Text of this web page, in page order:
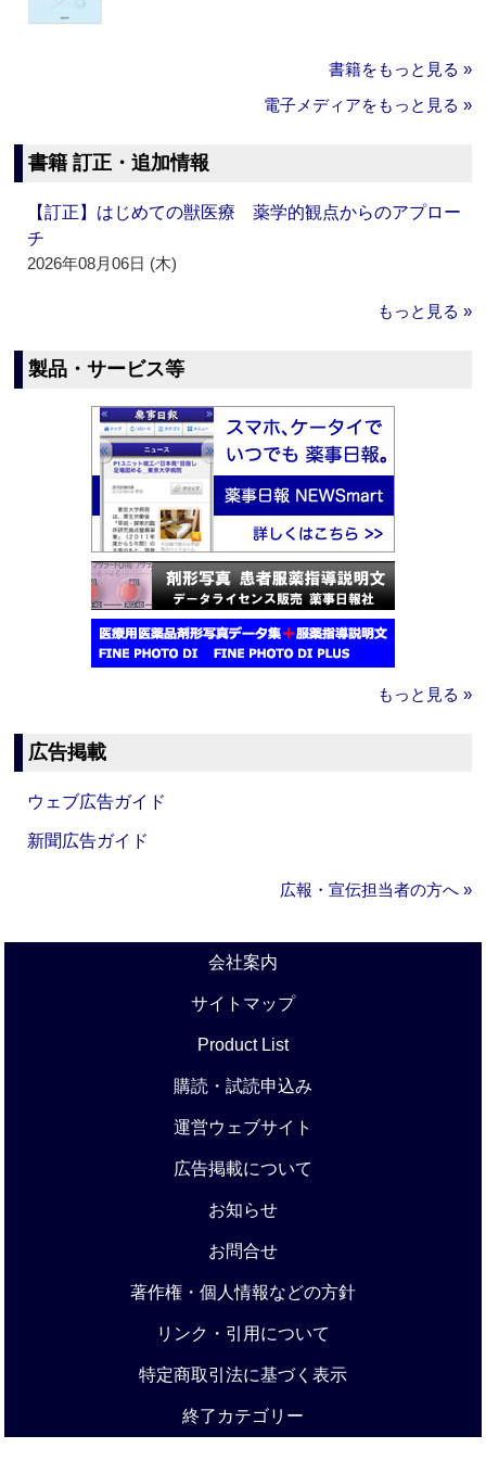
書籍をもっと見る »
電子メディアをもっと見る »
書籍 訂正・追加情報
【訂正】はじめての獣医療 薬学的観点からのアプロー
チ
2026年08月06日 (木)
もっと見る »
製品・サービス等
もっと見る »
広告掲載
ウェブ広告ガイド
新聞広告ガイド
広報・宣伝担当者の方へ »
会社案内
サイトマップ
Product List
購読・試読申込み
運営ウェブサイト
広告掲載について
お知らせ
お問合せ
著作権・個人情報などの方針
リンク・引用について
特定商取引法に基づく表示
終了カテゴリー